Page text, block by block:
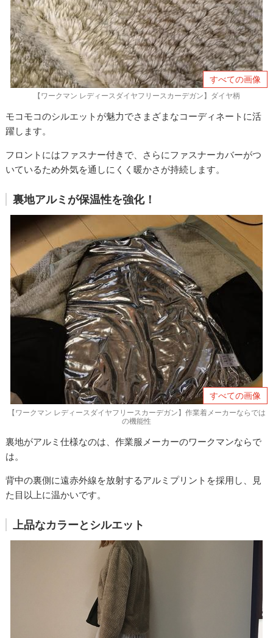
すべての画像
【ワークマン レディースダイヤフリースカーデガン】ダイヤ柄
モコモコのシルエットが魅力でさまざまなコーディネートに活
躍します。
フロントにはファスナー付きで、さらにファスナーカバーがつ
いているため外気を通しにくく暖かさが持続します。
裏地アルミが保温性を強化！
すべての画像
【ワークマン レディースダイヤフリースカーデガン】作業着メーカーならでは
の機能性
裏地がアルミ仕様なのは、作業服メーカーのワークマンならで
は。
背中の裏側に遠赤外線を放射するアルミプリントを採用し、見
た目以上に温かいです。
上品なカラーとシルエット